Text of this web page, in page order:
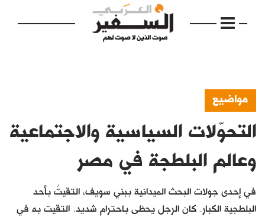
الرئيسية
مواضيع
إفتتاحية
فكرة
مواضيع
التحوّلات السياسية والاجتماعية
وعالم البلطجة في مصر
في إحدى جولات البحث الميدانية ببني سويف، التقيتُ بأحد
البلطجية الكبار. كان الرجل يحظى باحترام شديد. التقيت به في